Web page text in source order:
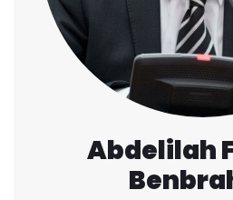
Abdelilah